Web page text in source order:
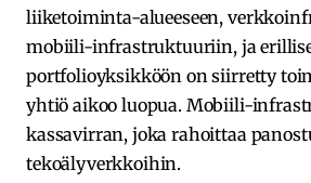
liiketoiminta-alueeseen,
mobiili-infrastruktuuriin, ja
portfolioyksikköön on siirretty
yhtiö aikoo luopua. Mobiili-
kassavirran, joka rahoittaa
tekoälyverkkoihin.